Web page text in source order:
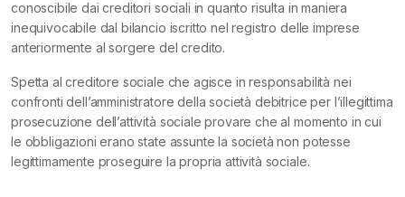
conoscibile dai creditori sociali in quanto risulta in maniera
inequivocabile dal bilancio iscritto nel registro delle imprese
anteriormente al sorgere del credito.
Spetta al creditore sociale che agisce in responsabilità nei
confronti dell’amministratore della società debitrice per l’illegittima
prosecuzione dell’attività sociale provare che al momento in cui
le obbligazioni erano state assunte la società non potesse
legittimamente proseguire la propria attività sociale.